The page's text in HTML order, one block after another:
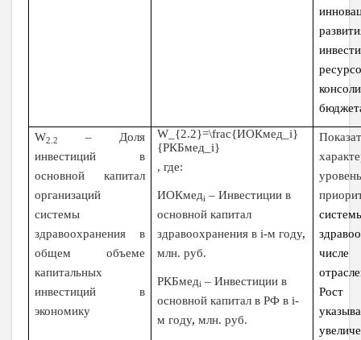
W2.2
– Доля
инвестиций в
основной капитал
организаций
системы
здравоохранения в
общем объеме
капитальных
инвестиций в
экономику
W_{2.2}=\frac{ИОКмед_i}
{РКБмед_i}
, где:
ИОКмедi –Инвестиции в
основной капитал
здравоохранения вi-м году,
млн. руб.
РКБмедi –Инвестиции в
основной капитал в РФ вi-
м году,млн. руб.
Рост